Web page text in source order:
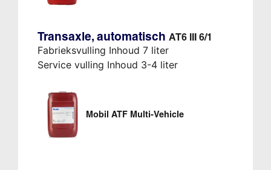
Transaxle, automatisch AT6 III 6/1
Fabrieksvulling Inhoud 7 liter
Service vulling Inhoud 3-4 liter
Mobil ATF Multi-Vehicle